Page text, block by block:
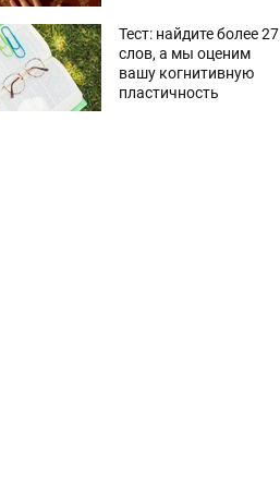
Тест: найдите более 27
слов, а мы оценим
вашу когнитивную
пластичность